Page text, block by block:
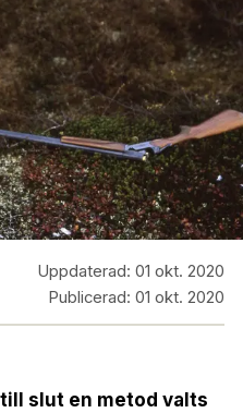
Uppdaterad: 01 okt. 2020
Publicerad: 01 okt. 2020
slut en metod valts